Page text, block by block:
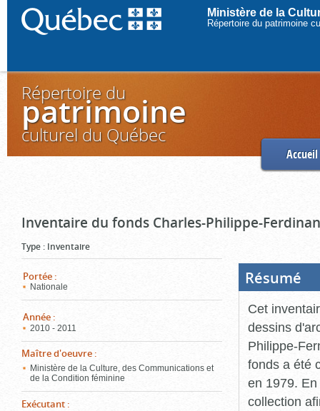
Ministère de la
Répertoire du patrimoine
Répertoire du
patrimoine
culturel du Québec
Accueil
Inventaire du fonds Charles-Philippe-
Type : Inventaire
Portée :
Nationale
Année :
2010 - 2011
Maître d'oeuvre :
Ministère de la Culture, des Communications et
de la Condition féminine
Exécutant :
Résumé
Cet
dessins
Philippe-
fonds a été
en 1979.
collection